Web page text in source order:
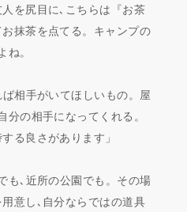
を尻目に､こちらは『お茶
抹茶を点てる。キャンプの
ね。
相手がいてほしいもの。屋
分の相手になってくれる。
る良さがあります」
も､近所の公園でも。その場
意し､自分ならではの道具